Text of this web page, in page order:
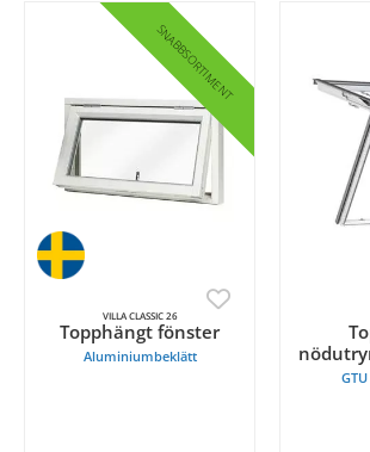
SNABBSORTIMENT
VILLA CLASSIC 26
Topphängt fönster
Aluminiumbeklätt